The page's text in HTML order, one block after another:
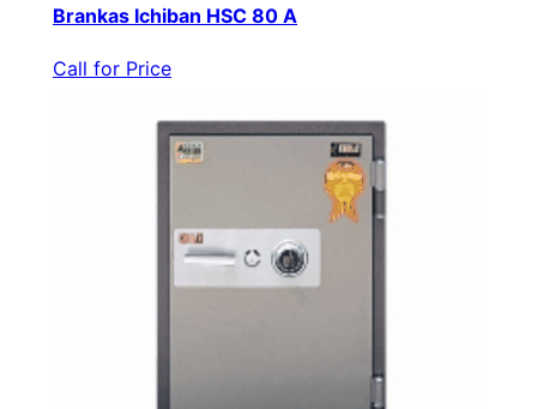
Brankas Ichiban HSC 80 A
Call for Price